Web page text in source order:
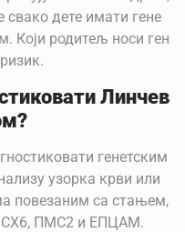
дете имати гене
Који родитељ носи ген
Линчев
генетским
узорка крви или
повезаним са стањем,
ПМС2 и ЕПЦАМ.